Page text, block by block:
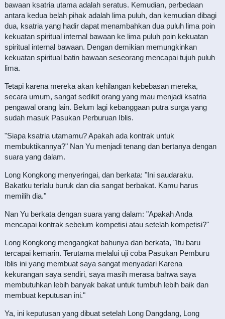
bawaan ksatria utama adalah seratus. Kemudian, perbedaan
antara kedua belah pihak adalah lima puluh, dan kemudian dibagi
dua, ksatria yang hadir dapat menambahkan dua puluh lima poin
kekuatan spiritual internal bawaan ke lima puluh poin kekuatan
spiritual internal bawaan. Dengan demikian memungkinkan
kekuatan spiritual batin bawaan seseorang mencapai tujuh puluh
lima.
Tetapi karena mereka akan kehilangan kebebasan mereka,
secara umum, sangat sedikit orang yang mau menjadi ksatria
pengawal orang lain. Belum lagi kebanggaan putra surga yang
sudah masuk Pasukan Perburuan Iblis.
"Siapa ksatria utamamu? Apakah ada kontrak untuk
membuktikannya?" Nan Yu menjadi tenang dan bertanya dengan
suara yang dalam.
Long Kongkong menyeringai, dan berkata: "Ini saudaraku.
Bakatku terlalu buruk dan dia sangat berbakat. Kamu harus
memilih dia."
Nan Yu berkata dengan suara yang dalam: "Apakah Anda
mencapai kontrak sebelum kompetisi atau setelah kompetisi?"
Long Kongkong mengangkat bahunya dan berkata, "Itu baru
tercapai kemarin. Terutama melalui uji coba Pasukan Pemburu
Iblis ini yang membuat saya sangat menyadari Karena
kekurangan saya sendiri, saya masih merasa bahwa saya
membutuhkan lebih banyak bakat untuk tumbuh lebih baik dan
membuat keputusan ini."
Ya, ini keputusan yang dibuat setelah Long Dangdang, Long